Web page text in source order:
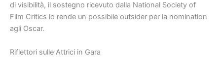
di visibilità, il sostegno ricevuto dalla National Society of
Film Critics lo rende un possibile outsider per la nomination
agli Oscar.
Riflettori sulle Attrici in Gara